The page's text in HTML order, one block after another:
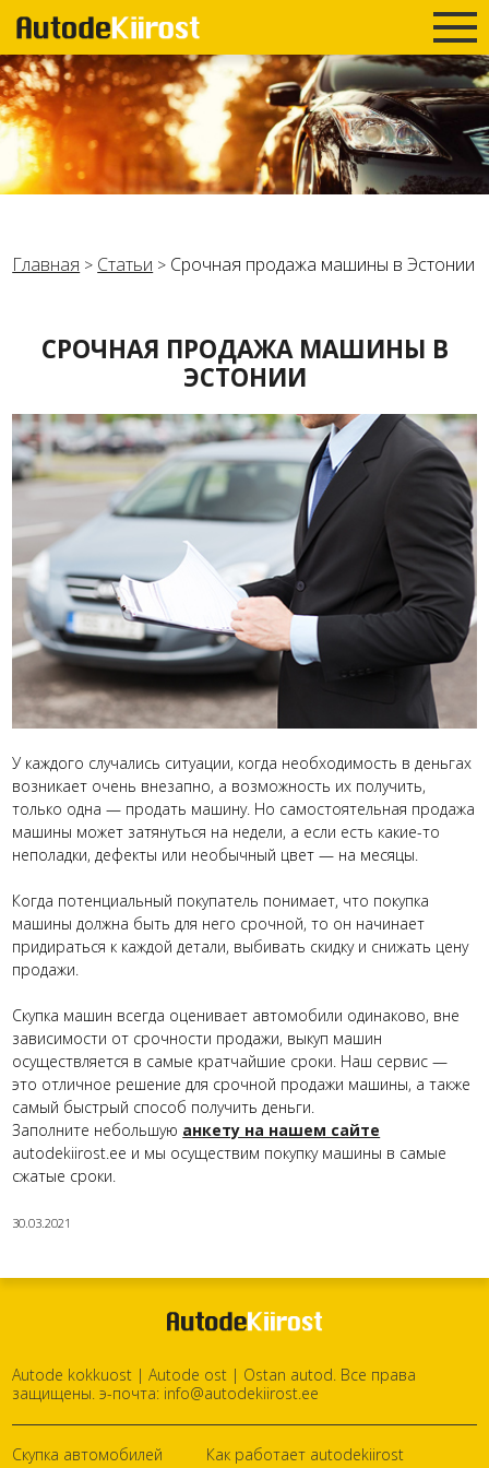
Главная > Статьи > Срочная продажа машины в Эстонии
СРОЧНАЯ ПРОДАЖА МАШИНЫ В
ЭСТОНИИ
У каждого случались ситуации, когда необходимость в деньгах
возникает очень внезапно, а возможность их получить,
только одна — продать машину. Но самостоятельная продажа
машины может затянуться на недели, а если есть какие-то
неполадки, дефекты или необычный цвет — на месяцы.
Когда потенциальный покупатель понимает, что покупка
машины должна быть для него срочной, то он начинает
придираться к каждой детали, выбивать скидку и снижать цену
продажи.
Скупка машин всегда оценивает автомобили одинаково, вне
зависимости от срочности продажи, выкуп машин
осуществляется в самые кратчайшие сроки. Наш сервис —
это отличное решение для срочной продажи машины, а также
самый быстрый способ получить деньги.
Заполните небольшую анкету на нашем сайте
autodekiirost.ee и мы осуществим покупку машины в самые
сжатые сроки.
30.03.2021
Autode kokkuost | Autode ost | Ostan autod. Все права
защищены. э-почта: info@autodekiirost.ee
Скупка автомобилей
Как работает autodekiirost